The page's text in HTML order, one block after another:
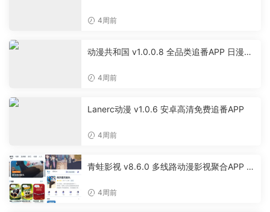
4周前
动漫共和国 v1.0.0.8 全品类追番APP 日漫国
4周前
Lanerc动漫 v1.0.6 安卓高清免费追番APP
4周前
青蛙影视 v8.6.0 多线路动漫影视聚合APP 免
4周前